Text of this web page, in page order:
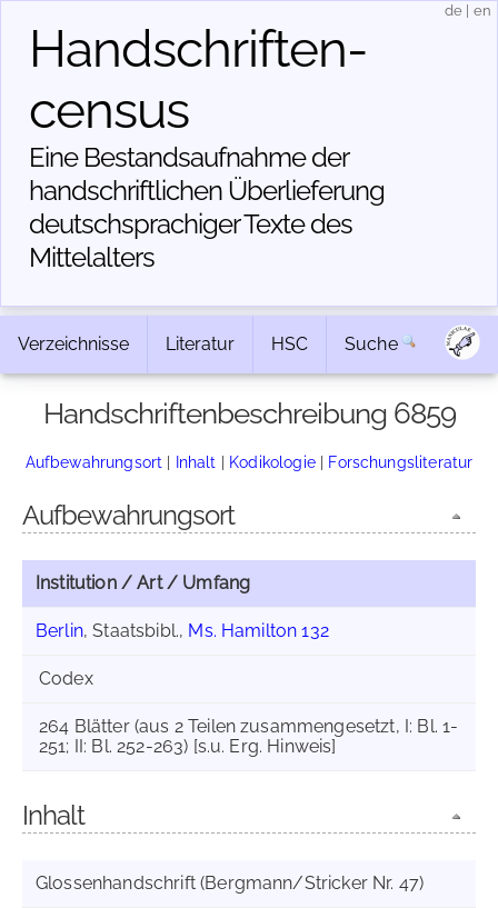
Handschriften­
census
Eine Bestandsaufnahme der
handschriftlichen Über­lieferung
deutschsprachiger Texte des
Mittelalters
de en
Verzeichnisse Literatur HSC Suche
Handschriftenbeschreibung 6859
Aufbewahrungsort | Inhalt | Kodikologie| Forschungsliteratur
Aufbewahrungsort
Institution / Art / Umfang
Berlin, Staatsbibl., Ms. Hamilton 132
Codex
264 Blätter (aus 2 Teilen zusammengesetzt, I: Bl. 1-
251; II: Bl. 252-263) [s.u. Erg. Hinweis]
Inhalt
Glossenhandschrift (Bergmann/Stricker Nr. 47)